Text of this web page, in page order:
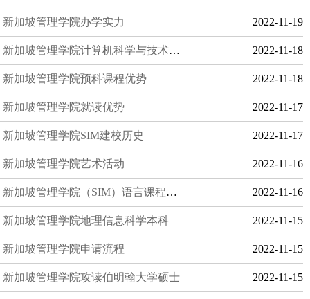
新加坡管理学院办学实力 2022-11-19
新加坡管理学院计算机科学与技术专业 2022-11-18
新加坡管理学院预科课程优势 2022-11-18
新加坡管理学院就读优势 2022-11-17
新加坡管理学院SIM建校历史 2022-11-17
新加坡管理学院艺术活动 2022-11-16
新加坡管理学院（SIM）语言课程费用 2022-11-16
新加坡管理学院地理信息科学本科 2022-11-15
新加坡管理学院申请流程 2022-11-15
新加坡管理学院攻读伯明翰大学硕士 2022-11-15